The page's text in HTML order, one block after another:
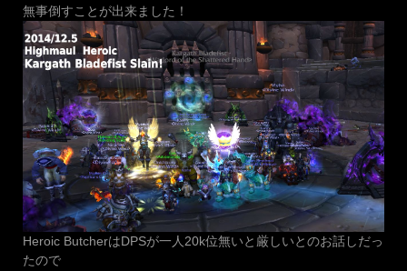
無事倒すことが出来ました！
Heroic ButcherはDPSが一人20k位無いと厳しいとのお話しだっ
たので